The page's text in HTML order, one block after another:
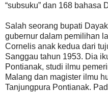
“subsuku” dan 168 bahasa
Salah seorang bupati
gubernur dalam pemilihan
Cornelis anak kedua dari
Sanggau tahun 1953. Dia
Pontianak, studi ilmu
Malang dan magister ilmu
Tanjungpura Pontianak.